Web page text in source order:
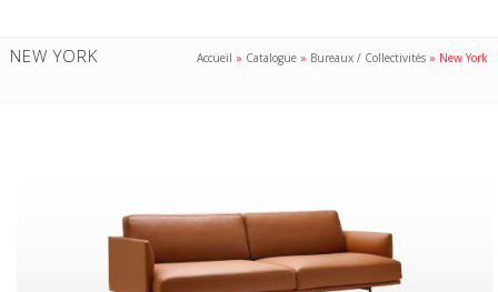
NEW YORK Accueil » Catalogue » Bureaux / Collectivités » New York